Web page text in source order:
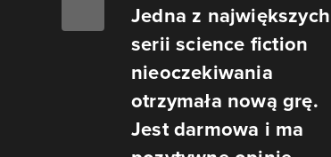
Jedna z największych
serii science fiction
nieoczekiwania
otrzymała nową grę.
Jest darmowa i ma